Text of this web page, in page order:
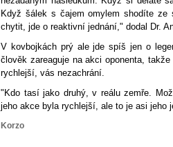
Když šálek s čajem omylem shodíte
chytit, jde o reaktivní jednání," dodal Dr.
V kovbojkách prý ale jde spíš jen o
člověk zareaguje na akci oponenta,
rychlejší, vás nezachrání.
"Kdo tasí jako druhý, v reálu zemře.
jeho akce byla rychlejší, ale to je asi jeho
Korzo